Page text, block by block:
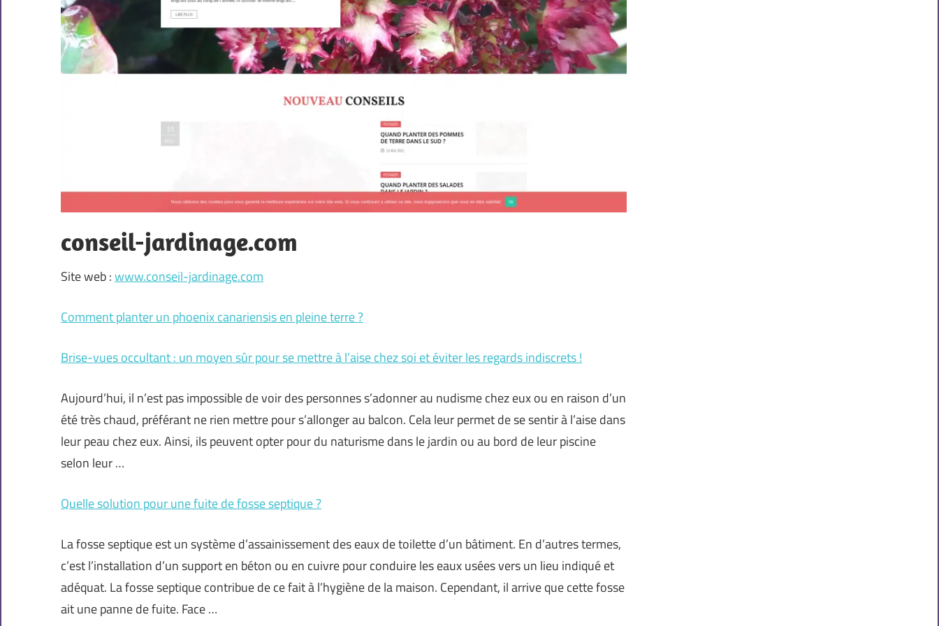
conseil-jardinage.com
Site web :www.conseil-jardinage.com
Comment planter un phoenix canariensis en pleine terre ?
Brise-vues occultant : un moyen sûr pour se mettre à l’aise chez soi et éviter les regards indiscrets !
Aujourd’hui, il n’est pas impossible de voir des personnes s’adonner au nudisme chez eux ou en raison d’un
été très chaud, préférant ne rien mettre pour s’allonger au balcon. Cela leur permet de se sentir à l’aise dans
leur peau chez eux. Ainsi, ils peuvent opter pour du naturisme dans le jardin ou au bord de leur piscine
selon leur …
Quelle solution pour une fuite de fosse septique ?
La fosse septique est un système d’assainissement des eaux de toilette d’un bâtiment. En d’autres termes,
c’est l’installation d’un support en béton ou en cuivre pour conduire les eaux usées vers un lieu indiqué et
adéquat. La fosse septique contribue de ce fait à l’hygiène de la maison. Cependant, il arrive que cette fosse
ait une panne de fuite. Face …